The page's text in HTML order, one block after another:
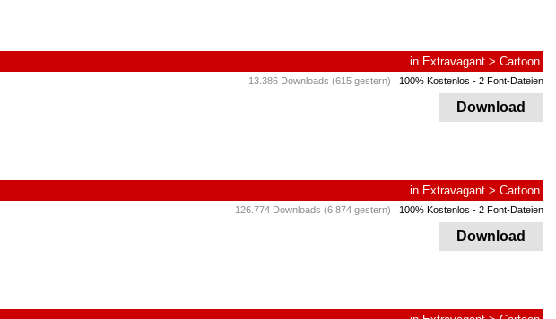
in Extravagant > Cartoon
13.386 Downloads (615 gestern) 100% Kostenlos - 2 Font-Dateien
Download
in Extravagant > Cartoon
126.774 Downloads (6.874 gestern) 100% Kostenlos - 2 Font-Dateien
Download